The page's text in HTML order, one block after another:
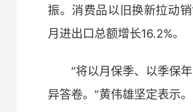
振。消费品以旧换新拉动
月进出口总额增长16.2%。
“将以月保季、以季保年
异答卷。”黄伟雄坚定表示。